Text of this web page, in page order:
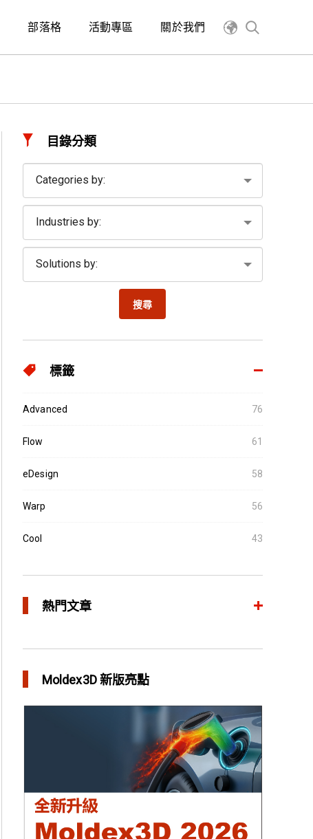
部落格 活動專區 關於我們
目錄分類
搜尋
標籤
Advanced 76
Flow 61
eDesign 58
Warp 56
Cool 43
熱門文章
異型水路可行性驗證 縮短USB外殼生產週期
in 成功故事
Moldex3D 新版亮點